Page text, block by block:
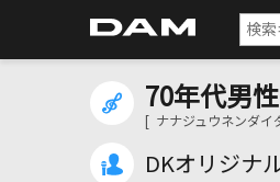
70年代男
[ ナナジュウネンダ
DKオリジナ